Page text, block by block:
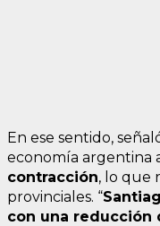
En ese sentido,
economía argentina
contracción, lo que
provinciales. “
con una reducción